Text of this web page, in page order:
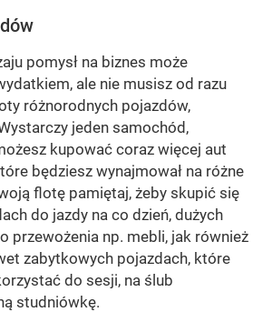
pomysł na biznes może
ale nie musisz od razu
różnorodnych pojazdów,
jeden samochód,
kupować coraz więcej aut
będziesz wynajmował na różne
flotę pamiętaj, żeby skupić się
do jazdy na co dzień, dużych
przewożenia np. mebli, jak również
zabytkowych pojazdach, które
do sesji, na ślub
studniówkę.